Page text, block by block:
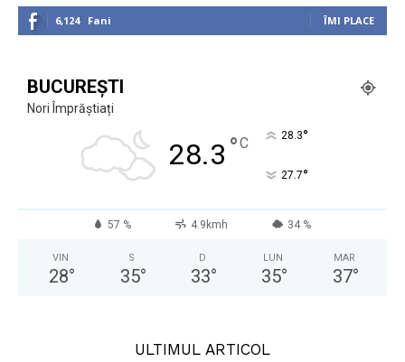
6,124 Fani ÎMI PLACE
BUCUREȘTI
Nori Împrăștiați
28.3 °C 28.3°
27.7°
57 % 4.9kmh 34 %
VIN
28°
S
35°
D
33°
LUN
35°
MAR
37°
ULTIMUL ARTICOL